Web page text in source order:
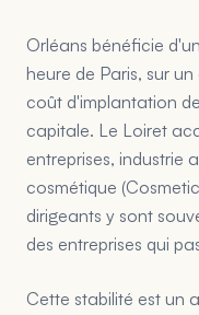
Orléans bénéficie
heure de Paris, sur
coût d'implantation
capitale. Le Loiret
entreprises, industrie
cosmétique
dirigeants y sont
des entreprises qui
Cette stabilité est un